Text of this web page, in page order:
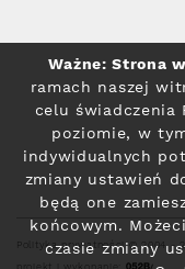
Polityka prywatności© 2004 -
Ważne: Strona
ramach naszej
celu świadczenia
poziomie, w
indywidualnych
zmiany ustawień
będą one
końcowym.
czasie zmiany